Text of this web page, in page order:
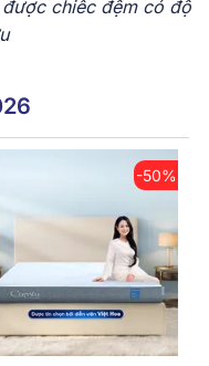
chiếc đệm có độ
-50%